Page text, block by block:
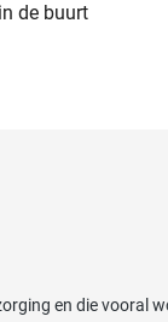
de buurt
en die vooral